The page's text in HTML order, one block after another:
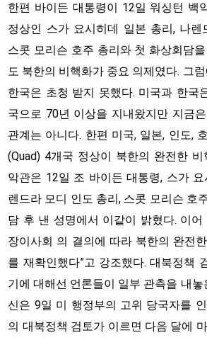
한편 바이든 대통령이 12일 워싱턴 백
정상인 스가 요시히데 일본 총리, 나
스콧 모리슨 호주 총리와 첫 화상회담
도 북한의 비핵화가 중요 의제였다. 그럼
한국은 초청 받지 못했다. 미국과 한국
국으로 70년 이상을 지내왔지만 지금
관계는 아니다. 한편 미국, 일본, 인도,
(Quad) 4개국 정상이 북한의 완전한
악관은 12일 조 바이든 대통령, 스가
렌드라 모디 인도 총리, 스콧 모리슨 호
담 후 낸 성명에서 이같이 밝혔다. 이어
장이사회 의 결의에 따라 북한의 완전
를 재확인했다”고 강조했다. 대북정책
기에 대해선 언론들이 일부 관측을 내놓
신은 9일 미 행정부의 고위 당국자를
의 대북정책 검토가 이르면 다음 달에